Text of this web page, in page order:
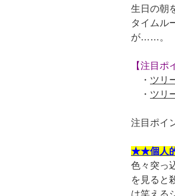
生日の朝
タイムル
が……。
【注目ポ
・ ツリ
・ ツリ
注目ポイ
★★個人
色々突っ
を見ると
は笑える